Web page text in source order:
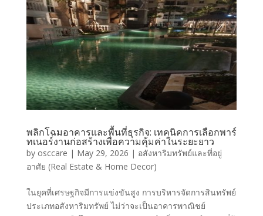
พลิกโฉมอาคารและพื้นที่ธุรกิจ: เทคนิคการเลือกพาร์
ทเนอร์งานก่อสร้างเพื่อความคุ้มค่าในระยะยาว
by osccare | May 29, 2026 | อสังหาริมทรัพย์และที่อยู่
อาศัย (Real Estate & Home Decor)
ในยุคที่เศรษฐกิจมีการแข่งขันสูง การบริหารจัดการสินทรัพย์
ประเภทอสังหาริมทรัพย์ ไม่ว่าจะเป็นอาคารพาณิชย์